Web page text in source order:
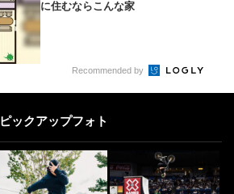
に住むならこんな家
Recommended by
ピックアップフォト